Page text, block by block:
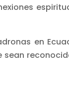
en